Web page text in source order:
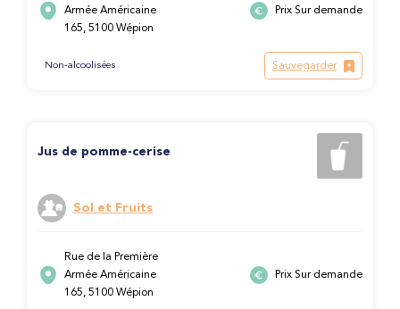
Armée Américaine
165, 5100 Wépion
Prix Sur demande
Non-alcoolisées Sauvegarder
Jus de pomme-cerise
Sol et Fruits
Rue de la Première
Armée Américaine
165, 5100 Wépion
Prix Sur demande